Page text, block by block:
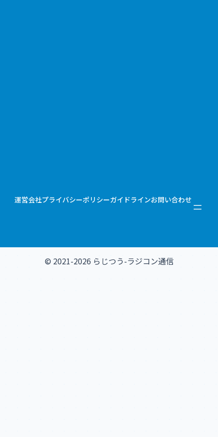
運営会社プライバシーポリシーガイドラインお問い合わせ
© 2021-2026 らじつう-ラジコン通信